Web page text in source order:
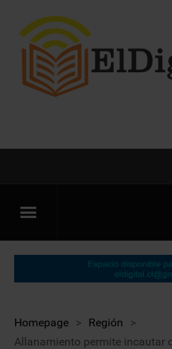
Homepage > Región
>
Allanamiento permite incautar